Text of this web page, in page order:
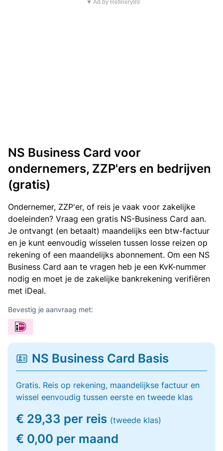
▼ Ad by Refinery89
NS Business Card voor
ondernemers, ZZP'ers en bedrijven
(gratis)
Ondernemer, ZZP'er, of reis je vaak voor zakelijke
doeleinden? Vraag een gratis NS-Business Card aan.
Je ontvangt (en betaalt) maandelijks een btw-factuur
en je kunt eenvoudig wisselen tussen losse reizen op
rekening of een maandelijks abonnement. Om een NS
Business Card aan te vragen heb je een KvK-nummer
nodig en moet je de zakelijke bankrekening verifiëren
met iDeal.
Bevestig je aanvraag met:
NS Business Card Basis
Gratis. Reis op rekening, maandelijkse factuur en
wissel eenvoudig tussen eerste en tweede klas
€ 29,33 per reis (tweede klas)
€ 0,00 per maand